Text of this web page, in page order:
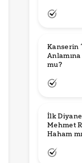
Kanserin
mu?
İlk
Mehmet
Haham